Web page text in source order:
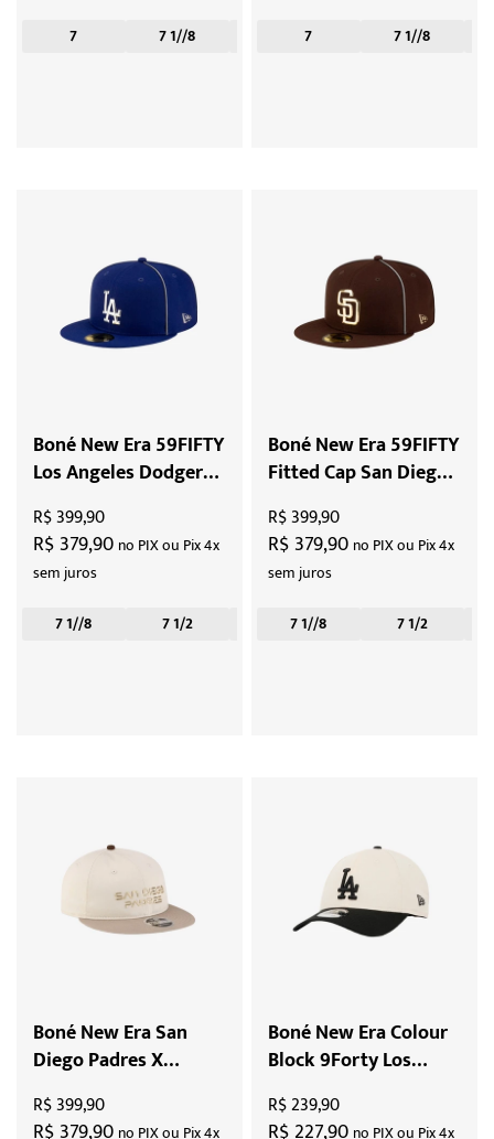
7 7 1//8 7 1/4
7 7 1//8
Boné New Era 59FIFTY
Los Angeles Dodgers
X Hajime Sorayama
"Blue"
R$ 379,90 no PIX ou Pix 4x
sem juros
R$ 399,90
7 1//8 7 1/2 7 3/8 7 5/8
Boné New Era 59FIFTY
Fitted Cap San Diego
Padres X Hajime
Sorayama X MLB
"Dark Brown"
R$ 379,90 no PIX ou Pix 4x
sem juros
R$ 399,90
7 1//8 7 1/2
Boné New Era San
Diego Padres X
MLB "Cream Retro
R$ 379,90 no PIX ou Pix 4x
R$ 399,90
Boné New Era Colour
Block 9Forty Los
"Black Beige"
R$ 227,90 no PIX ou Pix 4x
R$ 239,90